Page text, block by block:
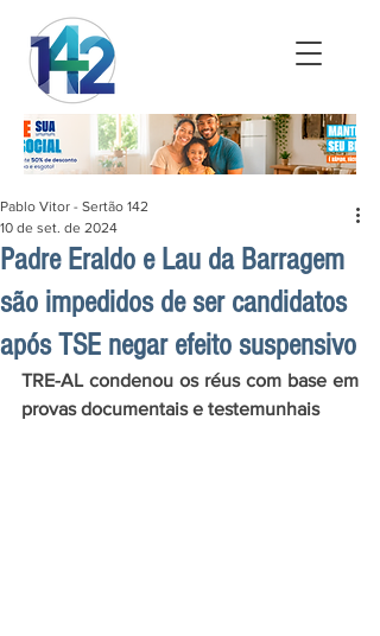
Padre Eraldo e Lau da Barragem
são impedidos de ser candidatos
após TSE negar efeito suspensivo
Pablo Vitor - Sertão 142
10 de set. de 2024
TRE-AL condenou os réus com base em
provas documentais e testemunhais